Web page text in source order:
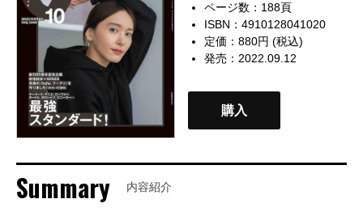
ページ数：188頁
ISBN：4910128041020
定価：880円 (税込)
発売：2022.09.12
購入
Summary 内容紹介